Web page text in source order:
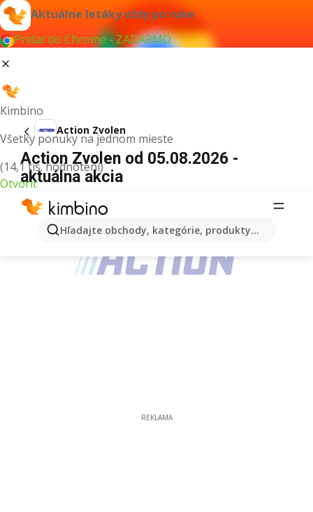
Aktuálne letáky vždy po ruke
Pridať do Chrome - ZADARMO
Kimbino
Všetky ponuky na jednom mieste
(14,1 tis. hodnotení)
Otvoriť
Hľadajte obchody, kategórie, produkty...
Action Zvolen
Action Zvolen od 05.08.2026 -
aktuálna akcia
REKLAMA